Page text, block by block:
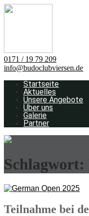
0171 / 19 79 209
info@budoclubviersen.de
Startseite
Aktuelles
Unsere Angebote
Über uns
Galerie
Partner
Schlagwort:
Teilnahme bei